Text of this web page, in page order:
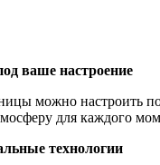
ваше настроение
можно настроить
для каждого
технологии